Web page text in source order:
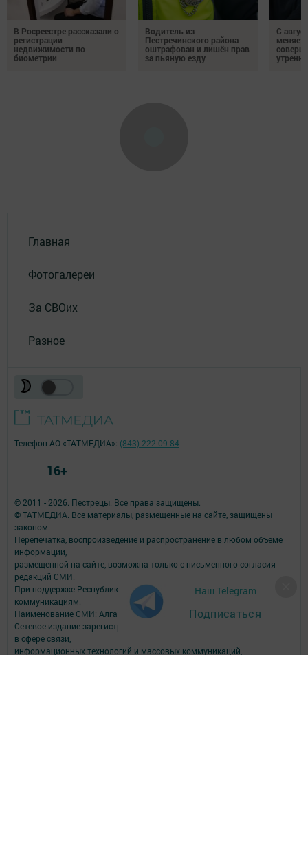
В Росреестре рассказали о
регистрации
недвижимости по
биометрии
Водитель из
Пестречинского района
оштрафован и лишён прав
за пьяную езду
С
Главная
Фотогалереи
За СВОих
Разное
Наш Telegram
Подписаться
© 2011 - 2026. Пестрецы. Все права защищены.
© ТАТМЕДИА. Все материалы, размещенные на сайте, защищены
законом.
Перепечатка, воспроизведение и распространение в любом объеме
информации,
размещенной на сайте, возможна только с письменного согласия
редакций СМИ.
При поддержке Республиканского агентства по печати и массовым
коммуникациям.
Наименование СМИ: Алга (Вперед)
Сетевое издание зарегистрировано Федеральной службой по надзору
в сфере связи,
информационных технологий и массовых коммуникаций,
Телефон АО «ТАТМЕДИА»: (843) 222 09 84
16+